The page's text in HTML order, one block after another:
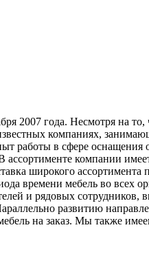
2007 года. Несмотря на
компаниях,
работы в сфере
компании
широкого
времени мебель во
и рядовых
развитию
на заказ. Мы также